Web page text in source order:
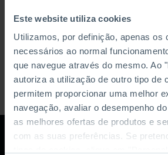
Este website utiliza cookies
Utilizamos, por definição, apenas os
necessários ao normal
que navegue através do mesmo. Ao
autoriza a utilização de outro tipo de
permitem proporcionar uma melhor
navegação, avaliar o desempenho
as melhores ofertas de produtos e
com as suas preferências. Se